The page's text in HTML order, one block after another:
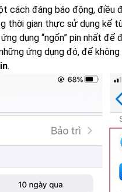
cách đáng báo động,
thời gian thực sử dụng kể
dụng “ngốn” pin nhất
ứng dụng đó, để không
.